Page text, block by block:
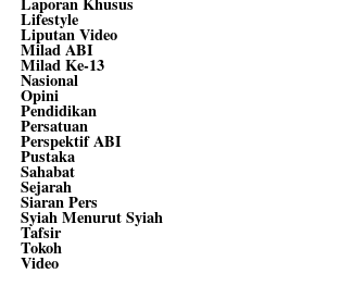
Lifestyle
Liputan Video
Milad ABI
Milad Ke-13
Nasional
Opini
Pendidikan
Persatuan
Perspektif ABI
Pustaka
Sahabat
Sejarah
Siaran Pers
Syiah Menurut Syiah
Tafsir
Tokoh
Video